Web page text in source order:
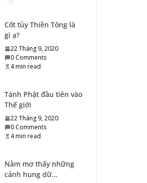
Cốt tủy Thiền Tông là
gì ạ?
22 Tháng 9, 2020
0 Comments
4 min read
Tánh Phật đầu tiên vào
Thế giới
22 Tháng 9, 2020
0 Comments
4 min read
Nằm mơ thấy những
cảnh hung dữ…